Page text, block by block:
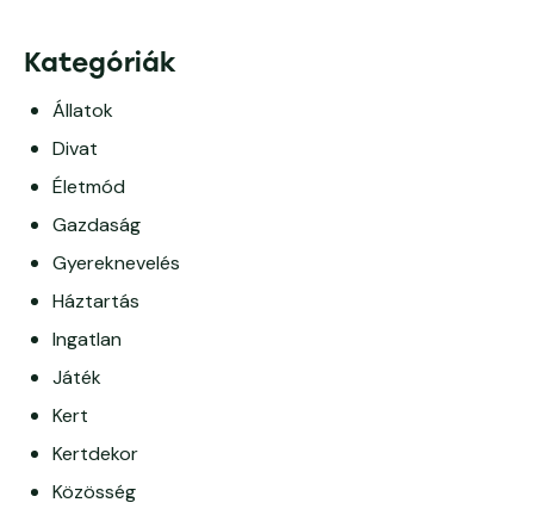
Kategóriák
Állatok
Divat
Életmód
Gazdaság
Gyereknevelés
Háztartás
Ingatlan
Játék
Kert
Kertdekor
Közösség